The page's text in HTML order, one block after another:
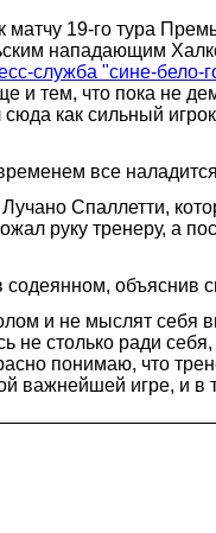
19-го тура
нападающим
служба "сине-бело-
и тем, что пока не
как сильный
все
Лучано Спаллетти,
руку тренеру, а
содеянном,
и не мыслят
не столько ради
понимаю, что
важнейшей игре, и в